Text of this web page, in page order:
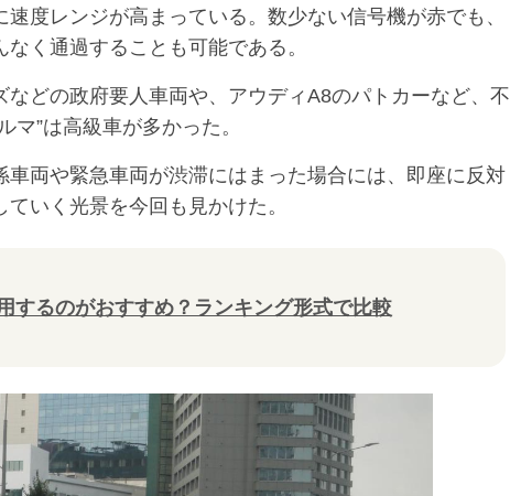
度レンジが高まっている。数少ない信号機が赤でも、
く通過することも可能である。
どの政府要人車両や、アウディA8のパトカーなど、不
”は高級車が多かった。
両や緊急車両が渋滞にはまった場合には、即座に反対
いく光景を今回も見かけた。
するのがおすすめ？ランキング形式で比較